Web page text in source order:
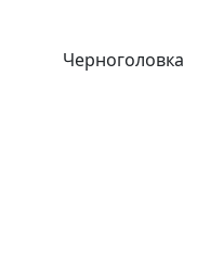
Черноголовка